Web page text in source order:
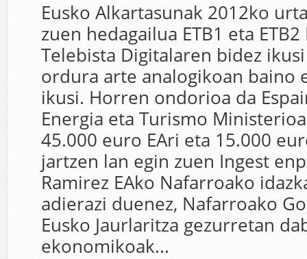
Eusko Alkartasunak 2012ko
zuen hedagailua ETB1 eta
Telebista Digitalaren bidez
ordura arte analogikoan baino
ikusi. Horren ondorioa da
Energia eta Turismo
45.000 euro EAri eta 15.000
jartzen lan egin zuen Ingest
Ramirez EAko Nafarroako
adierazi duenez, Nafarroako
Eusko Jaurlaritza gezurretan
ekonomikoak...